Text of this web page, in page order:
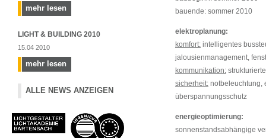
mehr lesen
LIGHT & BUILDING 2010
15.04 2010
mehr lesen
ALLE NEWS ANZEIGEN
bauende: sommer 2010
elektroplanung:
komfort: intelligentes
jalousienmanagement,
kommunikation:
sicherheit: notbeleuchtung,
überspannungsschutz
energieoptimierung:
sonnenstandsabhängige